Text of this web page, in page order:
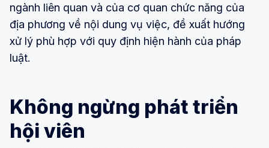
ngành liên quan và của cơ quan chức năng của
địa phương về nội dung vụ việc, đề xuất hướng
xử lý phù hợp với quy định hiện hành của pháp
luật.
Không ngừng phát triển
hội viên